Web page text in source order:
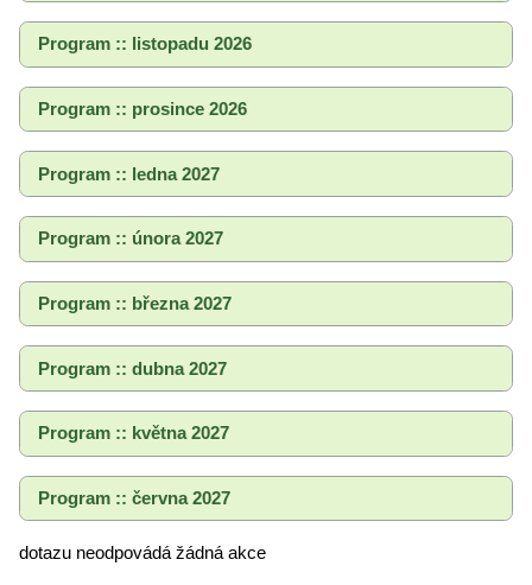
Program :: listopadu 2026
Program :: prosince 2026
Program :: ledna 2027
Program :: února 2027
Program :: března 2027
Program :: dubna 2027
Program :: května 2027
Program :: června 2027
dotazu neodpovádá žádná akce